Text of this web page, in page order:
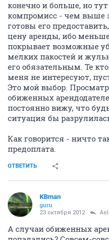
конечно и больше, но
компромисс - чем выше
готовы его
цену аренды, ибо меньше
покрывает возможные
мелких пакостей и
его обязательным. Те
меня не интересуют,
Это мой выбор.
обиженных
постоянно вижу, что
ситуация бы
Как говорится - ничто
предоплата.
ОТВЕТИТЬ
KBman
guru
23 октября 2012
А случаи обиженных